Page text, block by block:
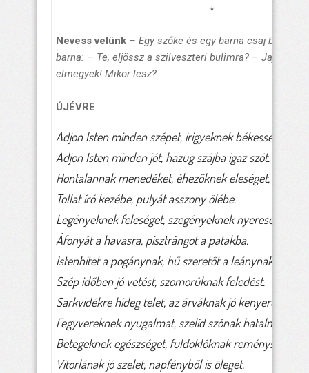
*
Nevess velünk – Egy szőke és egy barna csaj
barna: – Te, eljössz a szilveszteri bulimra? – Jaj de jó,
elmegyek! Mikor lesz?
ÚJÉVRE
Adjon Isten minden szépet, irigyeknek békességet,
Adjon Isten minden jót, hazug szájba igaz szót.
Hontalannak menedéket, éhezőknek eleséget,
Tollat író kezébe, pulyát asszony ölébe.
Legényeknek feleséget, szegényeknek nyereséget,
Áfonyát a havasra, pisztrángot a patakba.
Istenhitet a pogánynak, hű szeretőt a leánynak,
Szép időben jó vetést, szomorúknak feledést.
Sarkvidékre hideg telet, az árváknak jó kenyeret,
Fegyvereknek nyugalmat, szelíd szónak hatalmat.
Betegeknek egészséget, fuldoklóknak reménységet,
Vitorlának jó szelet, napfényből is öleget.